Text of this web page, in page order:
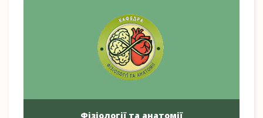
Фізіології та анатомії